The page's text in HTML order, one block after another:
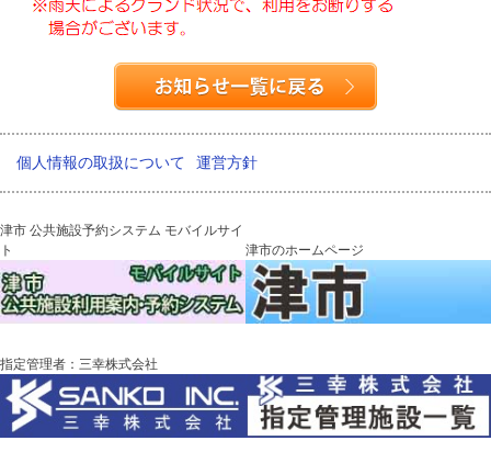
個人情報の取扱について 運営方針
津市 公共施設予約システム モバイルサイ
ト
津市のホームページ
指定管理者：三幸株式会社